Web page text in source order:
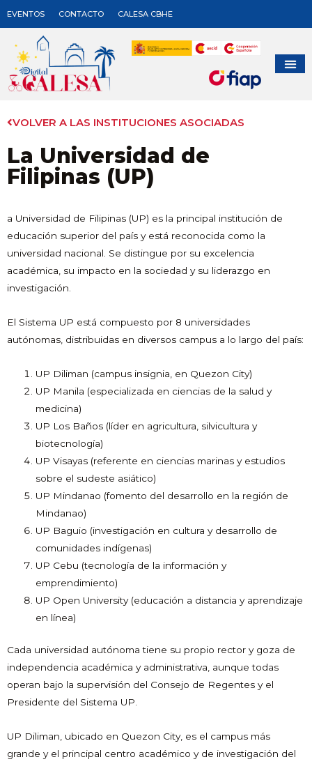
EVENTOS CONTACTO CALESA CBHE
VOLVER A LAS INSTITUCIONES ASOCIADAS
La Universidad de
Filipinas (UP)
a Universidad de Filipinas (UP) es la principal institución de
educación superior del país y está reconocida como la
universidad nacional. Se distingue por su excelencia
académica, su impacto en la sociedad y su liderazgo en
investigación.
El Sistema UP está compuesto por 8 universidades
autónomas, distribuidas en diversos campus a lo largo del país:
UP Diliman (campus insignia, en Quezon City)
UP Manila (especializada en ciencias de la salud y
medicina)
UP Los Baños (líder en agricultura, silvicultura y
biotecnología)
UP Visayas (referente en ciencias marinas y estudios
sobre el sudeste asiático)
UP Mindanao (fomento del desarrollo en la región de
Mindanao)
UP Baguio (investigación en cultura y desarrollo de
comunidades indígenas)
UP Cebu (tecnología de la información y
emprendimiento)
UP Open University (educación a distancia y aprendizaje
en línea)
Cada universidad autónoma tiene su propio rector y goza de
independencia académica y administrativa, aunque todas
operan bajo la supervisión del Consejo de Regentes y el
Presidente del Sistema UP.
UP Diliman, ubicado en Quezon City, es el campus más
grande y el principal centro académico y de investigación del